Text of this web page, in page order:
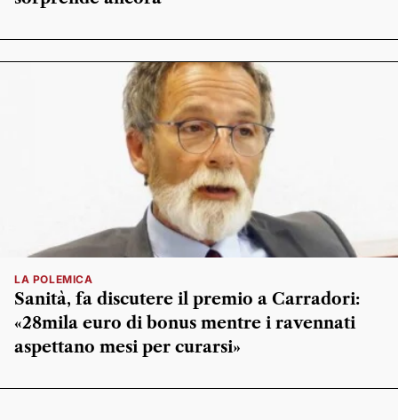
LA POLEMICA
Sanità, fa discutere il premio a Carradori:
«28mila euro di bonus mentre i ravennati
aspettano mesi per curarsi»